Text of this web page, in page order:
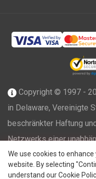
We use cookies to
website. By selecting
understand our Cookie
Copyright © 1997 -
in Delaware, Vereinigte
beschränkter Haftung
Netzwerks einer
Person, die mit der One
einer Schweizer